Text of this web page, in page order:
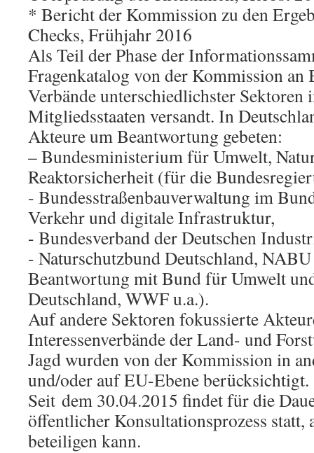
* Bericht der Kommission zu den
Checks, Frühjahr 2016
Als Teil der Phase der
Fragenkatalog von der Kommission an
Verbände unterschiedlichster Sektoren
Mitgliedsstaaten versandt. In
Akteure um Beantwortung gebeten:
– Bundesministerium für Umwelt,
Reaktorsicherheit (für die
- Bundesstraßenbauverwaltung im
Verkehr und digitale Infrastruktur,
- Bundesverband der Deutschen
- Naturschutzbund Deutschland,
Beantwortung mit Bund für Umwelt
Deutschland, WWF u.a.).
Auf andere Sektoren fokussierte
Interessenverbände der Land- und
Jagd wurden von der Kommission in
und/oder auf EU-Ebene berücksichtigt.
Seit dem 30.04.2015 findet für die
öffentlicher Konsultationsprozess statt,
beteiligen kann.